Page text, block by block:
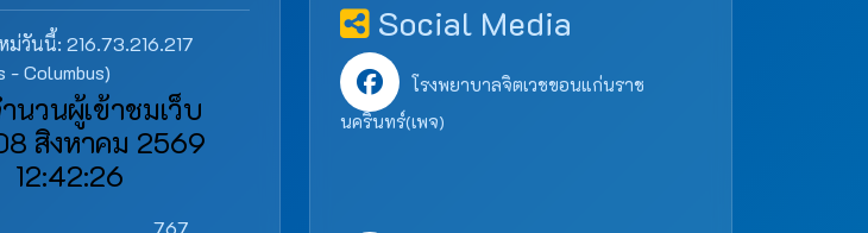
วันนี้: 216.73.216.217
- Columbus)
นวนผู้เข้าชมเว็บ
สิงหาคม 2569
12:42:26
767
Social Media
โรงพยาบาลจิตเวชขอนแก่นราช
นครินทร์(เพจ)